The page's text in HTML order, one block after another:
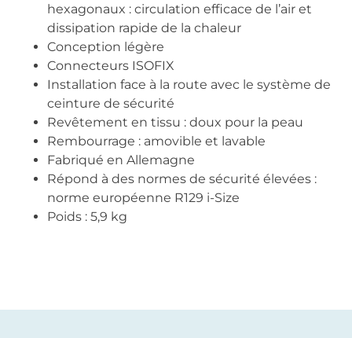
hexagonaux : circulation efficace de l’air et
dissipation rapide de la chaleur
Conception légère
Connecteurs ISOFIX
Installation face à la route avec le système de
ceinture de sécurité
Revêtement en tissu : doux pour la peau
Rembourrage : amovible et lavable
Fabriqué en Allemagne
Répond à des normes de sécurité élevées :
norme européenne R129 i-Size
Poids : 5,9 kg